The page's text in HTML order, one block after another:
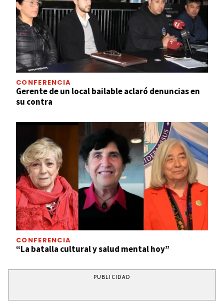
CONFERENCIA
Gerente de un local bailable aclaró denuncias en
su contra
CONFERENCIA
“La batalla cultural y salud mental hoy”
PUBLICIDAD